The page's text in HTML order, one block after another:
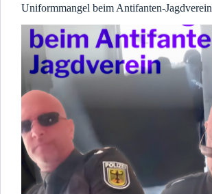
Uniformmangel beim Antifanten-Jagdverein